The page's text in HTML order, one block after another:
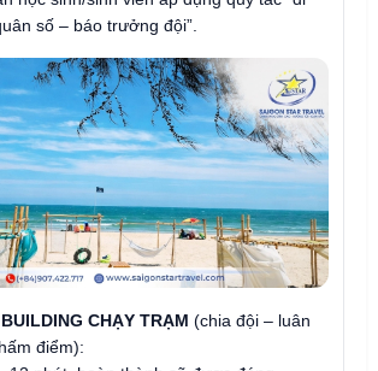
số – báo trưởng đội”.
CHẠY TRẠM (chia đội – luân
điểm):